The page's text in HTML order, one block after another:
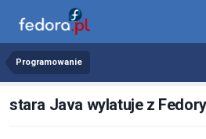
Programowanie
stara Java wylatuje z Fedory